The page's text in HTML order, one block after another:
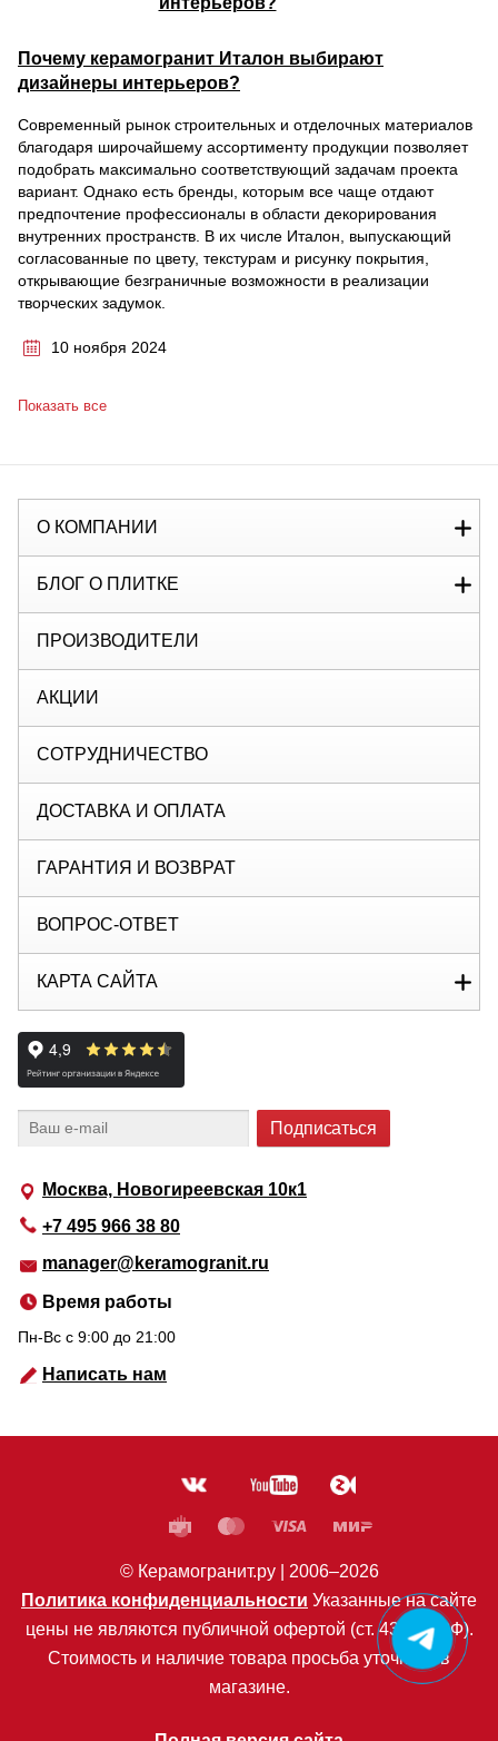
Почему керамогранит Италон выбирают
дизайнеры интерьеров?
Современный рынок строительных и отделочных материалов
благодаря широчайшему ассортименту продукции позволяет
подобрать максимально соответствующий задачам проекта
вариант. Однако есть бренды, которым все чаще отдают
предпочтение профессионалы в области декорирования
внутренних пространств. В их числе Италон, выпускающий
согласованные по цвету, текстурам и рисунку покрытия,
открывающие безграничные возможности в реализации
творческих задумок.
10 ноября 2024
Показать все
Москва, Новогиреевская 10к1
+7 495 966 38 80
manager@keramogranit.ru
Время работы
Пн-Вс c 9:00 до 21:00
Написать нам
О КОМПАНИИ
БЛОГ О ПЛИТКЕ
ПРОИЗВОДИТЕЛИ
АКЦИИ
СОТРУДНИЧЕСТВО
ДОСТАВКА И ОПЛАТА
ГАРАНТИЯ И ВОЗВРАТ
ВОПРОС-ОТВЕТ
КАРТА САЙТА
© Керамогранит.ру | 2006–2026
Политика конфиденциальности Указанные на сайте
цены не являются публичной офертой (ст. 435 ГК РФ).
Стоимость и наличие товара просьба уточнять в
магазине.